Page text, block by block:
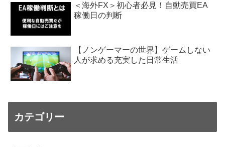
＜海外FX＞初心者必見！自動売買EA
稼働日の判断
【ノンゲーマーの世界】ゲームしない
人が求める充実した日常生活
カテゴリー